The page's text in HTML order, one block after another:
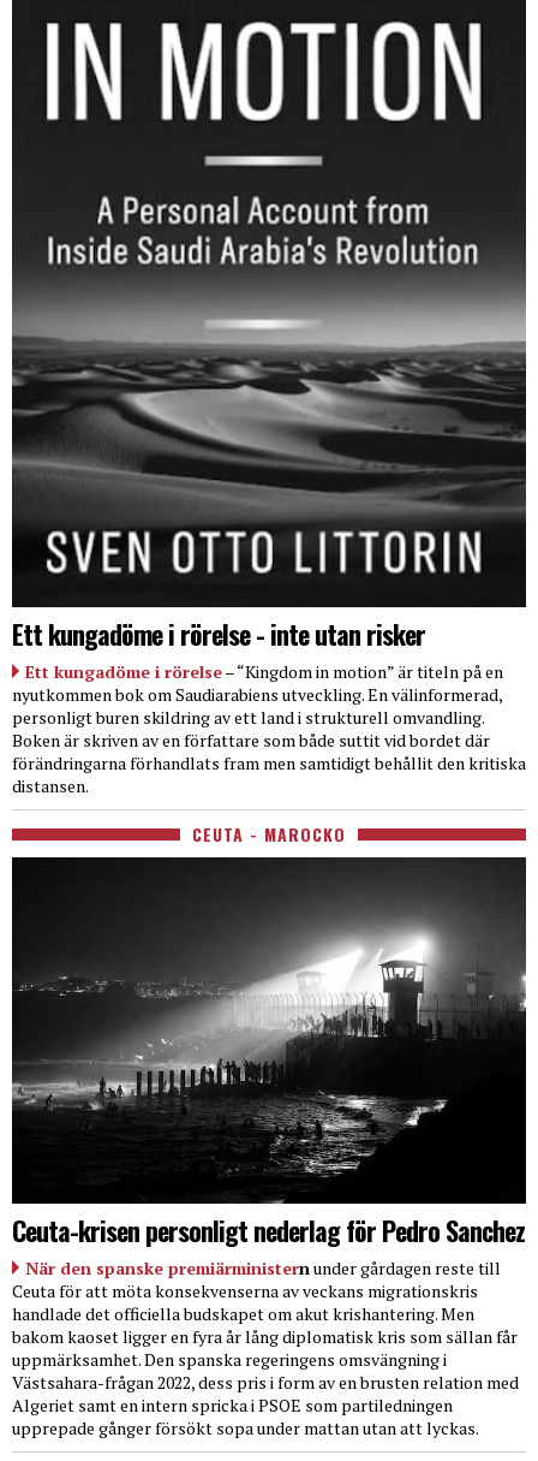
Ett kungadöme i rörelse - inte utan risker
Ett kungadöme i rörelse– “Kingdom in motion” är titeln på en
nyutkommen bok om Saudiarabiens utveckling. En välinformerad,
personligt buren skildring av ett land i strukturell omvandling.
Boken är skriven av en författare som både suttit vid bordet där
förändringarna förhandlats fram men samtidigt behållit den kritiska
distansen.
CEUTA - MAROCKO
Ceuta-krisen personligt nederlag för Pedro Sanchez
När den spanske premiärministernunder gårdagen reste till
Ceuta för att möta konsekvenserna av veckans migrationskris
handlade det officiella budskapet om akut krishantering. Men
bakom kaoset ligger en fyra år lång diplomatisk kris som sällan får
uppmärksamhet. Den spanska regeringens omsvängning i
Västsahara-frågan 2022, dess pris i form av en brusten relation med
Algeriet samt en intern spricka i PSOE som partiledningen
upprepade gånger försökt sopa under mattan utan att lyckas.